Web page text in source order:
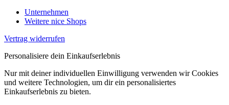
Unternehmen
Weitere nice Shops
Vertrag widerrufen
Personalisiere dein Einkaufserlebnis
Nur mit deiner individuellen Einwilligung verwenden wir Cookies
und weitere Technologien, um dir ein personalisiertes
Einkaufserlebnis zu bieten.